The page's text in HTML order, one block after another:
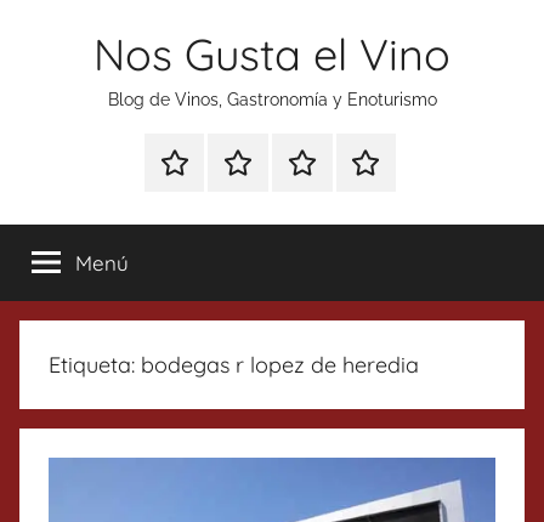
Nos Gusta el Vino
Blog de Vinos, Gastronomía y Enoturismo
Especial
Tonics
Enoturismo
Gastronomía
RankingContacto
Menú
Etiqueta: bodegas r lopez de heredia